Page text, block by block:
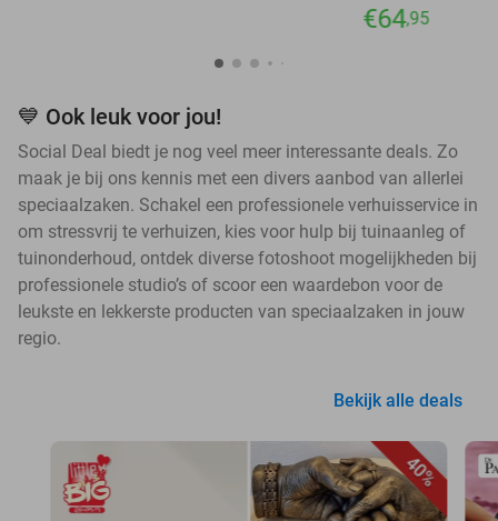
€64,95
💙 Ook leuk voor jou!
Social Deal biedt je nog veel meer interessante deals. Zo
maak je bij ons kennis met een divers aanbod van allerlei
speciaalzaken. Schakel een professionele verhuisservice in
om stressvrij te verhuizen, kies voor hulp bij tuinaanleg of
tuinonderhoud, ontdek diverse fotoshoot mogelijkheden bij
professionele studio’s of scoor een waardebon voor de
leukste en lekkerste producten van speciaalzaken in jouw
regio.
Bekijk alle deals
40%